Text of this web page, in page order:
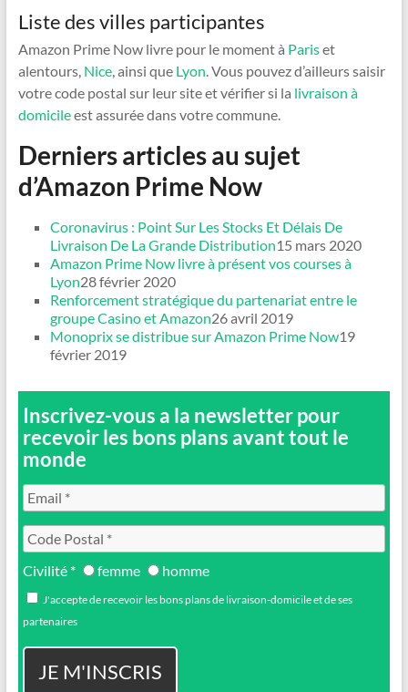
Liste des villes participantes
Amazon Prime Now livre pour le moment à Pariset
alentours, Nice, ainsi que Lyon. Vous pouvez d’ailleurs saisir
votre code postal sur leur site et vérifier si la livraison à
domicileest assurée dans votre commune.
Derniers articles au sujet
d’Amazon Prime Now
Coronavirus : Point Sur Les Stocks Et Délais De
Livraison De La Grande Distribution15 mars 2020
Amazon Prime Now livre à présent vos courses à
Lyon28 février 2020
Renforcement stratégique du partenariat entre le
groupe Casino et Amazon26 avril 2019
Monoprix se distribue sur Amazon Prime Now19
février 2019
Inscrivez-vous a la newsletter pour
recevoir les bons plans avant tout le
monde
Civilité * femme homme
J'accepte de recevoir les bons plans de livraison-domicile et de ses
partenaires